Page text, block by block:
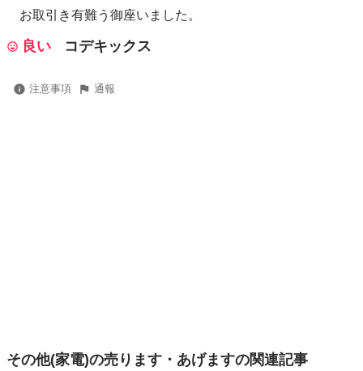
お取引き有難う御座いました。
良い コデキックス
注意事項 通報
その他(家電)の売ります・あげますの関連記事